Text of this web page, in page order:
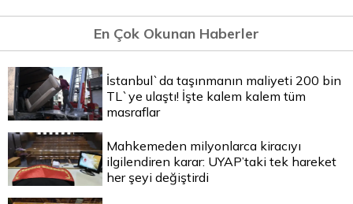
En Çok Okunan Haberler
İstanbul`da taşınmanın maliyeti 200 bin
TL`ye ulaştı! İşte kalem kalem tüm
masraflar
Mahkemeden milyonlarca kiracıyı
ilgilendiren karar: UYAP’taki tek hareket
her şeyi değiştirdi